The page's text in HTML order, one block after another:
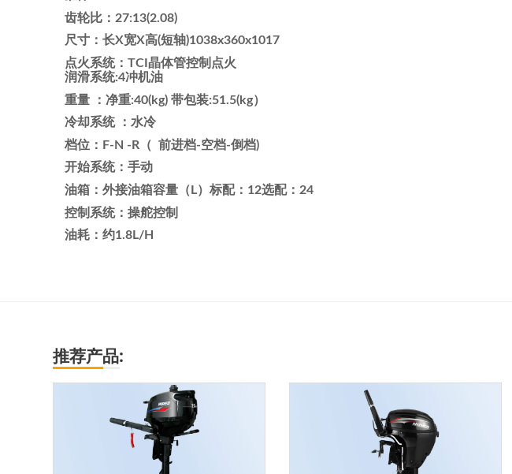
齿轮比：27:13(2.08)
尺寸：长X宽X高(短轴)1038x360x1017
点火系统：TCI晶体管控制点火
润滑系统:4冲机油
重量 ：净重:40(kg) 带包装:51.5(kg）
冷却系统 ：水冷
档位：F-N -R（ 前进档-空档-倒档)
开始系统：手动
油箱：外接油箱容量（L）标配：12选配：24
控制系统：操舵控制
油耗：约1.8L/H
推荐产品: